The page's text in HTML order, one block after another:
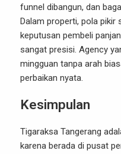
funnel dibangun, dan
Dalam properti, pola pikir
keputusan pembeli
sangat presisi. Agency
mingguan tanpa arah
perbaikan nyata.
Kesimpulan
Tigaraksa Tangerang
karena berada di pusat